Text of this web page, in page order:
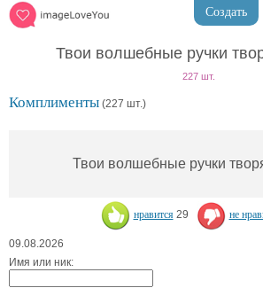
Создать
Твои волшебные ручки
227 шт.
Комплименты (227 шт.)
Твои волшебные ручки
нравится 29 не
09.08.2026
Имя или ник: